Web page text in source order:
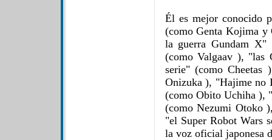
Él es mejor conocido
(como Genta Kojima y
la guerra Gundam
(como Valgaav ), "las
serie" (como
Onizuka ), "Hajime no
(como Obito Uchiha ),
(como Nezumi Otoko
"el Super Robot Wars
la voz oficial japonesa